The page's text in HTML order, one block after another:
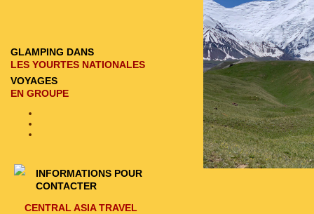
GLAMPING DANS
LES YOURTES NATIONALES
VOYAGES
EN GROUPE
INFORMATIONS POUR
CONTACTER
CENTRAL ASIA TRAVEL